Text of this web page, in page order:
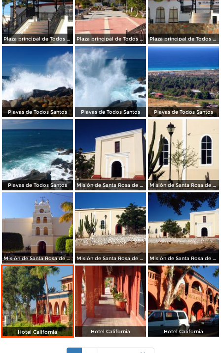
Plaza principal de Todos Santos Plaza principal de Todos Santos Plaza principal de Todos Santos
Playas de Todos Santos Playas de Todos Santos Playas de Todos Santos
Playas de Todos Santos Misión de Santa Rosa de Todos Santos Misión de Santa Rosa de Todos Santos
Misión de Santa Rosa de Todos Santos Misión de Santa Rosa de Todos Santos Misión de Santa Rosa de Todos Santos
Hotel California Hotel California Hotel California